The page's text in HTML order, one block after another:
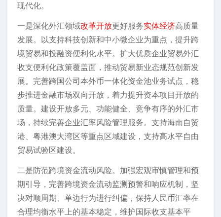
现代化。
一是深化外汇领域改革开放更好服务实体经济高质量
发展。以支持科技创新和中小微企业为重点，提升跨
境贸易和投融资便利化水平。扩大优质企业贸易外汇
收支便利化政策覆盖面，推动贸易新业态规范创新发
展。完善跨国公司本外币一体化资金池业务试点，稳
步推进金融市场双向开放，着力提升资本项目开放的
质量。建设开放多元、功能健全、竞争有序的外汇市
场，持续完善企业汇率风险管理服务。支持海南自贸
港、粤港澳大湾区等重点区域建设，支持高水平自由
贸易试验区建设。
二是防范跨境资金流动风险。加强宏观审慎管理和预
期引导，完善跨境资金流动监测预警和响应机制，坚
决对顺周期、单边行为进行纠偏，保持人民币汇率在
合理均衡水平上的基本稳定，维护国际收支基本平